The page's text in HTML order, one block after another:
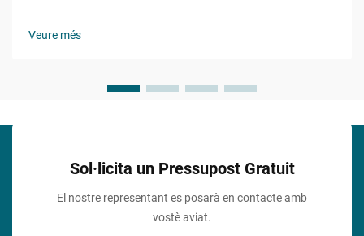
Veure més
Sol·licita un Pressupost Gratuit
El nostre representant es posarà en contacte amb
vostè aviat.